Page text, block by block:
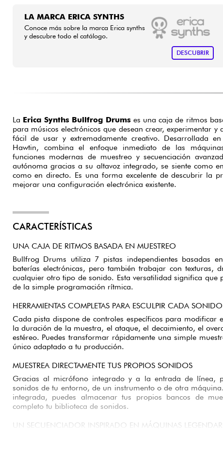
LA MARCA ERICA SYNTHS
Conoce más sobre la marca Erica synths
y descubre todo el catálogo.
DESCUBRIR
La Erica Synths Bullfrog Drumses una caja de ritmos
para músicos electrónicos que desean crear, experimentar y
fácil de usar y extremadamente creativo. Desarrollada
Hawtin, combina el enfoque inmediato de las
funciones modernas de muestreo y secuenciación
autónoma gracias a su altavoz integrado, se siente como
como en directo. Es una forma excelente de descubrir la
mejorar una configuración electrónica existente.
CARACTERÍSTICAS
UNA CAJA DE RITMOS BASADA EN MUESTREO
Bullfrog Drums utiliza 7 pistas independientes basadas
baterías electrónicas, pero también trabajar con texturas,
cualquier otro tipo de sonido. Esta versatilidad significa que
de la simple programación rítmica.
HERRAMIENTAS COMPLETAS PARA ESCULPIR CADA SONIDO
Cada pista dispone de controles específicos para modificar
la duración de la muestra, el ataque, el decaimiento, el
estéreo. Puedes transformar rápidamente una simple
único adaptado a tu producción.
MUESTREA DIRECTAMENTE TUS PROPIOS SONIDOS
Gracias al micrófono integrado y a la entrada de línea,
sonidos de tu entorno, de un instrumento o de otra
integrada, puedes almacenar tus propios bancos de
completo tu biblioteca de sonidos.
UN SECUENCIADOR INSPIRADO EN MÁQUINAS
X0X. Con hasta 64 pasos por patrón, facilita la creación